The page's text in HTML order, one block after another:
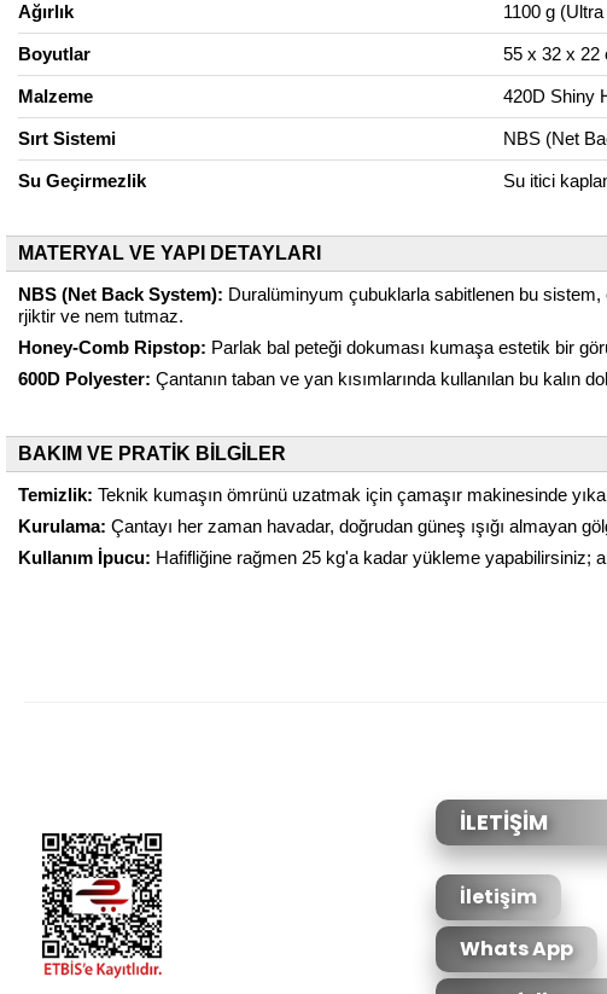
Ağırlık 1100 g
Boyutlar 55 x 32 x 22
Malzeme 420D Shiny
Sırt Sistemi NBS (Net
Su Geçirmezlik Su itici
MATERYAL VE YAPI DETAYLARI
NBS (Net Back System): Duralüminyum çubuklarla sabitlenen bu sistem,
rjiktir ve nem tutmaz.
Honey-Comb Ripstop: Parlak bal peteği dokuması kumaşa estetik bir
600D Polyester: Çantanın taban ve yan kısımlarında kullanılan bu kalın
BAKIM VE PRATİK BİLGİLER
Temizlik: Teknik kumaşın ömrünü uzatmak için çamaşır makinesinde
Kurulama: Çantayı her zaman havadar, doğrudan güneş ışığı almayan
Kullanım İpucu: Hafifliğine rağmen 25 kg'a kadar yükleme yapabilirsiniz;
Ürün fiyatı diğer sitelerden daha pahalı.
Bu ürüne benzer farklı alternatifler olmalı.
İLETİŞİM
İletişim
Whats App